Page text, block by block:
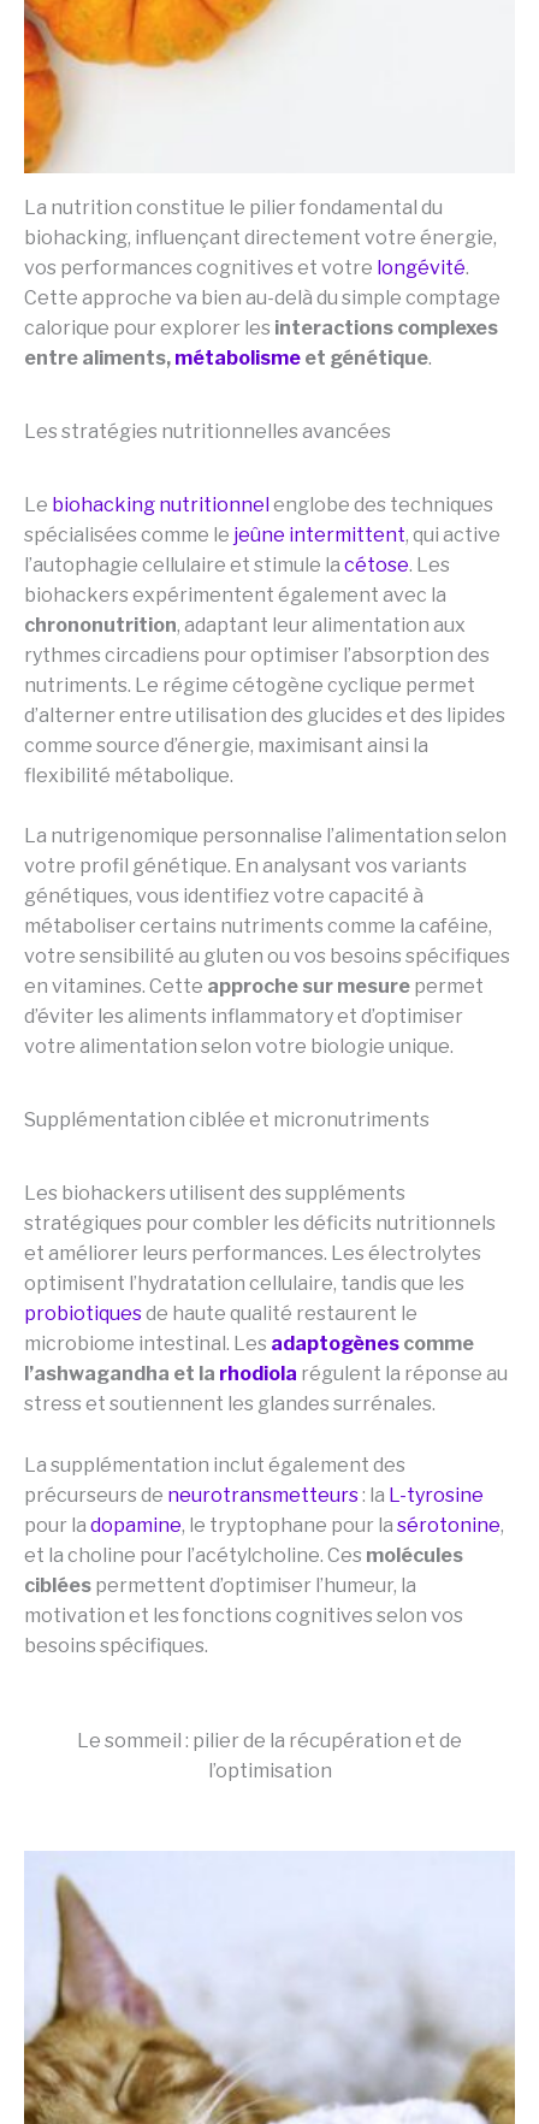
La nutrition constitue le pilier fondamental du
biohacking, influençant directement votre énergie,
vos performances cognitives et votre longévité.
Cette approche va bien au-delà du simple comptage
calorique pour explorer les interactions complexes
entre aliments, métabolisme et génétique.
Les stratégies nutritionnelles avancées
Le biohacking nutritionnelenglobe des techniques
spécialisées comme le jeûne intermittent, qui active
l’autophagie cellulaire et stimule la cétose. Les
biohackers expérimentent également avec la
chrononutrition, adaptant leur alimentation aux
rythmes circadiens pour optimiser l’absorption des
nutriments. Le régime cétogène cyclique permet
d’alterner entre utilisation des glucides et des lipides
comme source d’énergie, maximisant ainsi la
flexibilité métabolique.
La nutrigenomique personnalise l’alimentation selon
votre profil génétique. En analysant vos variants
génétiques, vous identifiez votre capacité à
métaboliser certains nutriments comme la caféine,
votre sensibilité au gluten ou vos besoins spécifiques
en vitamines. Cette approche sur mesure permet
d’éviter les aliments inflammatory et d’optimiser
votre alimentation selon votre biologie unique.
Supplémentation ciblée et micronutriments
Les biohackers utilisent des suppléments
stratégiques pour combler les déficits nutritionnels
et améliorer leurs performances. Les électrolytes
optimisent l’hydratation cellulaire, tandis que les
probiotiquesde haute qualité restaurent le
microbiome intestinal. Les adaptogènes comme
l’ashwagandha et la rhodiola régulent la réponse au
stress et soutiennent les glandes surrénales.
La supplémentation inclut également des
précurseurs de neurotransmetteurs: la L-tyrosine
pour la dopamine, le tryptophane pour la sérotonine,
et la choline pour l’acétylcholine. Ces molécules
ciblées permettent d’optimiser l’humeur, la
motivation et les fonctions cognitives selon vos
besoins spécifiques.
Le sommeil : pilier de la récupération et de
l’optimisation